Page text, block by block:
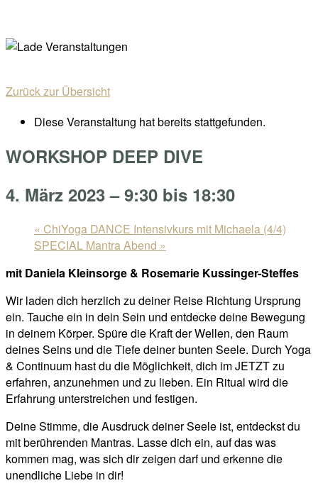
content
Menu
Zurück zur Übersicht
Diese Veranstaltung hat bereits stattgefunden.
WORKSHOP DEEP DIVE
4. März 2023 – 9:30 bis 18:30
« ChiYoga DANCE Intensivkurs mit Michaela (4/4)
SPECIAL Mantra Abend »
mit Daniela Kleinsorge & Rosemarie Kussinger-Steffes
Wir laden dich herzlich zu deiner Reise Richtung Ursprung
ein. Tauche ein in dein Sein und entdecke deine Bewegung
in deinem Körper. Spüre die Kraft der Wellen, den Raum
deines Seins und die Tiefe deiner bunten Seele. Durch Yoga
& Continuum hast du die Möglichkeit, dich im JETZT zu
erfahren, anzunehmen und zu lieben. Ein Ritual wird die
Erfahrung unterstreichen und festigen.
Deine Stimme, die Ausdruck deiner Seele ist, entdeckst du
mit berührenden Mantras. Lasse dich ein, auf das was
kommen mag, was sich dir zeigen darf und erkenne die
unendliche Liebe in dir!